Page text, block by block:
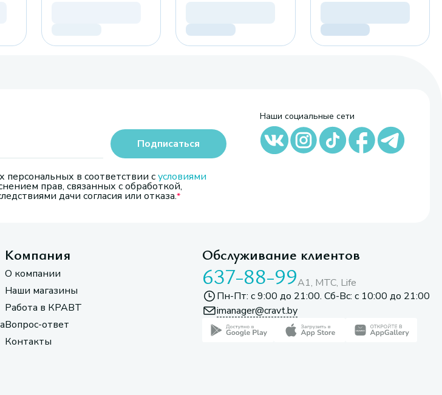
персональных в соответствии сусловиями
прав, связанных с обработкой,
дачи согласия или отказа.
Подписаться
Наши социальные сети
Компания
О компании
Наши магазины
Работа в КРАВТ
Вопрос-ответ
Контакты
Обслуживание клиентов
637-88-99A1, МТС, Life
Пн-Пт: с 9:00 до 21:00. Сб-Вс: с 10:00 до 21:00
imanager@cravt.by